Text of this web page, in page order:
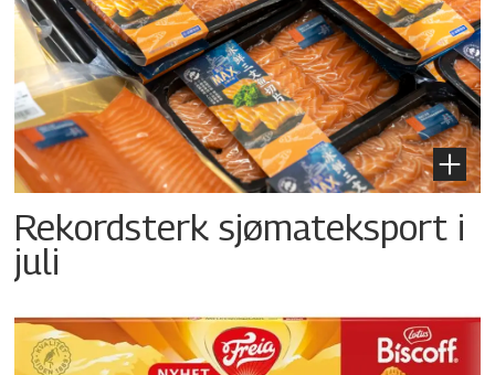
Rekordsterk sjømateksport i
juli